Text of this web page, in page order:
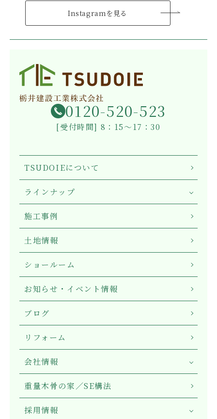
Instagramを見る
0120-520-523
[受付時間] 8：15～17：30
TSUDOIEについて
ラインナップ
施工事例
土地情報
ショールーム
お知らせ・イベント情報
ブログ
リフォーム
会社情報
重量木骨の家／SE構法
採用情報